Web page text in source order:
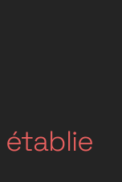
établie